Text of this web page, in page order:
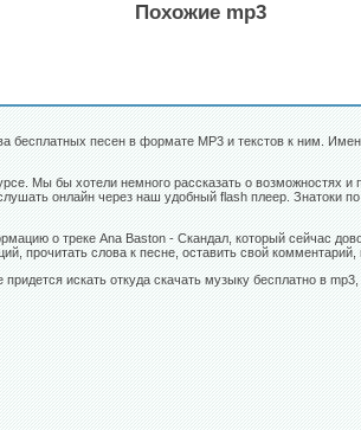
Похожие mp3
бесплатных песен в формате MP3 и текстов к ним.
Мы бы хотели немного рассказать о возможностях
онлайн через наш удобный flash плеер. Знатоки
о треке Ana Baston - Скандал, который сейчас
прочитать слова к песне, оставить свой
искать откуда скачать музыку бесплатно в